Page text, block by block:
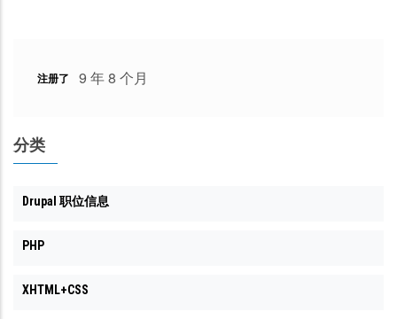
注册了 9 年 8 个月
分类
Drupal 职位信息
PHP
XHTML+CSS